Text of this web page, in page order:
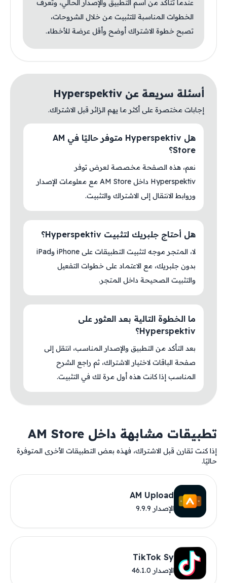
عندما تتأكد من اسم التطبيق والإصدار الحالي، وتعرف
الخطوات المناسبة للتثبيت من خلال الشروحات،
تصبح خطوة الاشتراك أوضح وأقل عرضة للأخطاء.
أسئلة سريعة عن Hyperspektiv
إجابات مختصرة على أكثر ما يهم الزائر قبل الاشتراك.
هل Hyperspektiv متوفر حاليًا في AM
Store؟
نعم، هذه الصفحة مخصصة لعرض توفر
Hyperspektiv داخل AM Store مع معلومات الإصدار
وروابط الانتقال إلى الاشتراك والتثبيت.
هل أحتاج جلبريك لتثبيت Hyperspektiv؟
لا، المتجر موجه لتثبيت التطبيقات على iPhone وiPad
بدون جلبريك، مع الاعتماد على خطوات التفعيل
والتثبيت الصحيحة داخل المتجر.
ما الخطوة التالية بعد العثور على
Hyperspektiv؟
بعد التأكد من التطبيق والإصدار المناسب، انتقل إلى
صفحة الباقات لاختيار الاشتراك، ثم راجع الشرح
المناسب إذا كانت هذه أول مرة لك في التثبيت.
تطبيقات مشابهة داخل AM Store
إذا كنت تقارن قبل الاشتراك، فهذه بعض التطبيقات الأخرى المتوفرة
حاليًا.
AM Upload
الإصدار 9.9.9
TikTok Sy
الإصدار 46.1.0